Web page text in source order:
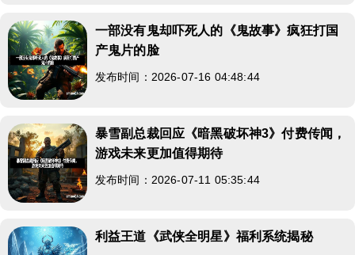
一部没有鬼却吓死人的《鬼故事》疯狂打国
产鬼片的脸
发布时间：2026-07-16 04:48:44
暴雪副总裁回应《暗黑破坏神3》付费传闻，
游戏未来更加值得期待
发布时间：2026-07-11 05:35:44
利益王道《武侠全明星》福利系统揭秘